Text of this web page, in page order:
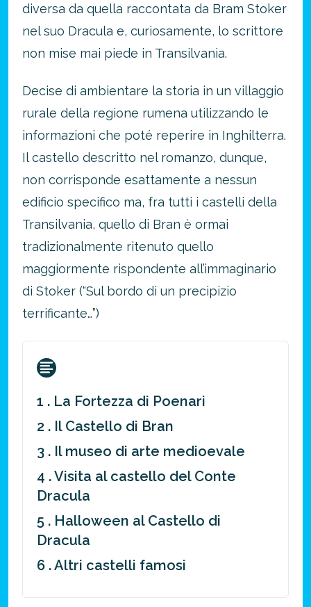
diversa da quella raccontata da Bram Stoker
nel suo Dracula e, curiosamente, lo scrittore
non mise mai piede in Transilvania.
Decise di ambientare la storia in un villaggio
rurale della regione rumena utilizzando le
informazioni che poté reperire in Inghilterra.
Il castello descritto nel romanzo, dunque,
non corrisponde esattamente a nessun
edificio specifico ma, fra tutti i castelli della
Transilvania, quello di Bran è ormai
tradizionalmente ritenuto quello
maggiormente rispondente all’immaginario
di Stoker (“Sul bordo di un precipizio
terrificante…”)
1 . La Fortezza di Poenari
2 . Il Castello di Bran
3 . Il museo di arte medioevale
4 . Visita al castello del Conte
Dracula
5 . Halloween al Castello di
Dracula
6 . Altri castelli famosi